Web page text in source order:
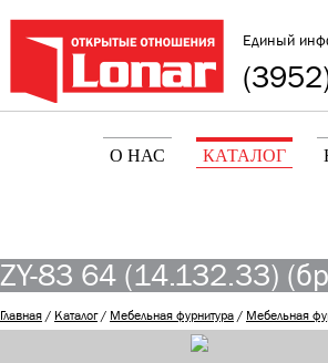
Единый
О НАС КАТАЛОГ
ZY-83 64 (14.132.33)
Главная/ Каталог/ Мебельная фурнитура/ Мебельная